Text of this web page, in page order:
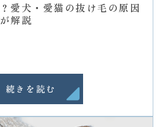
愛犬・愛猫の抜け毛の原因
解説
続きを読む